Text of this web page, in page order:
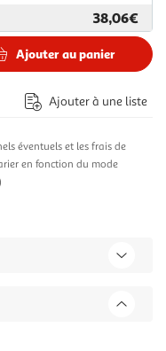
38,06€
Ajouter au panier
Ajouter à une liste
éventuels et les frais de
en fonction du mode